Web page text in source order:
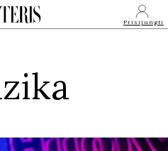
Prisijungti